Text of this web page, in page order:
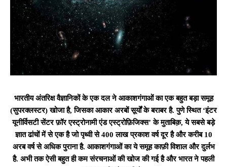
भारतीय अंतरिक्ष वैज्ञानिकों के एक दल ने आकाशगंगाओं का एक बहुत बड़ा समूह
(सुपरक्लस्टर) खोजा है, जिसका आकार अरबों सूर्यों के बराबर है. पुणे स्थित ‘इंटर
यूनीर्विसटी सेंटर फ़ॉर एस्ट्रोनामी एंड एस्ट्रोफ़िजिक्स’ के मुताबिक़, ये सबसे बड़े
ज्ञात ढांचों में से एक है जो पृथ्वी से 400 लाख प्रकाश वर्ष दूर है और करीब 10
अरब वर्ष से अधिक पुराना है. आकाशगंगाओं का ये समूह काफ़ी विशाल और दुर्लभ
है. अभी तक ऐसी बहुत ही कम संरचनाओं की खोज की गई है और भारत ने पहली